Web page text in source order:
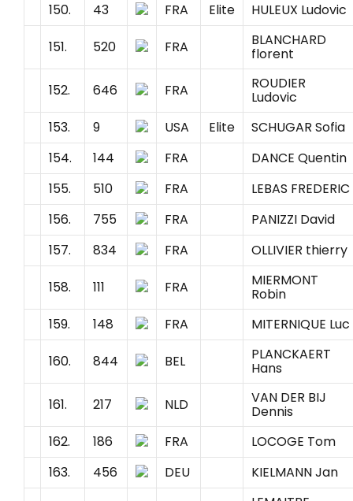
150.
43 FRA Elite HULEUX Ludovic
151. 520 FRA BLANCHARD
florent
152.
646 FRA ROUDIER
Ludovic
153.
9 USA Elite
SCHUGAR Sofia
154.
144 FRA
DANCE Quentin
155.
510 FRA
LEBAS FREDERIC
156.
755 FRA
PANIZZI David
157.
834 FRA OLLIVIER thierry
158. 111 FRA MIERMONT
Robin
159.
148 FRA MITERNIQUE Luc
160. 844 BEL PLANCKAERT
Hans
161.
217 NLD VAN DER BIJ
Dennis
162.
186 FRA
LOCOGE Tom
163.
456 DEU KIELMANN Jan